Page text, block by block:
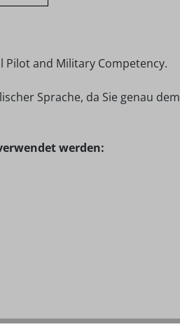
Pilot and Military Competency.
Sprache, da Sie genau
werden: